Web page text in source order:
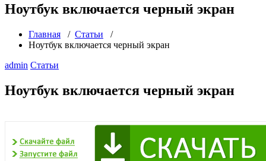
Ноутбук включается черный экран
Главная / Статьи /
Ноутбук включается черный экран
admin Статьи
Ноутбук включается черный экран